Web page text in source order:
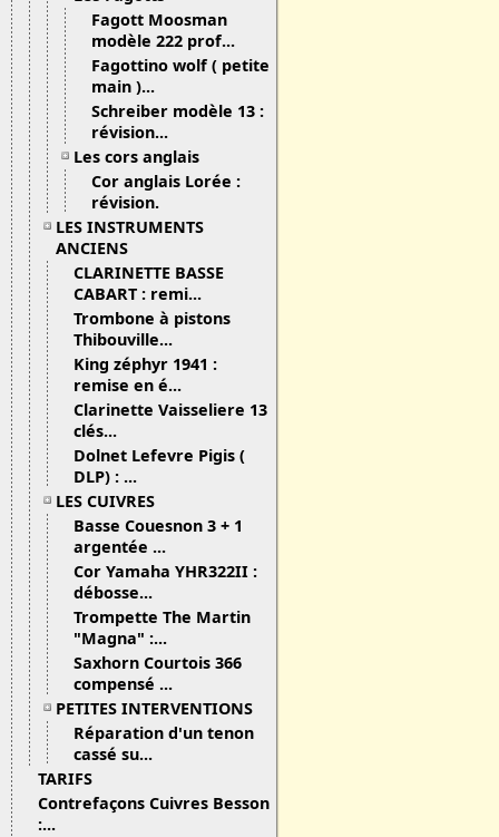
Fagott Moosman
modèle 222 prof...
Fagottino wolf ( petite
main )...
Schreiber modèle 13 :
révision...
Les cors anglais
Cor anglais Lorée :
révision.
LES INSTRUMENTS
ANCIENS
CLARINETTE BASSE
CABART : remi...
Trombone à pistons
Thibouville...
King zéphyr 1941 :
remise en é...
Clarinette Vaisseliere 13
clés...
Dolnet Lefevre Pigis (
DLP) : ...
LES CUIVRES
Basse Couesnon 3 + 1
argentée ...
Cor Yamaha YHR322II :
débosse...
Trompette The Martin
"Magna" :...
Saxhorn Courtois 366
compensé ...
PETITES INTERVENTIONS
Réparation d'un tenon
cassé su...
TARIFS
Contrefaçons Cuivres Besson
:...